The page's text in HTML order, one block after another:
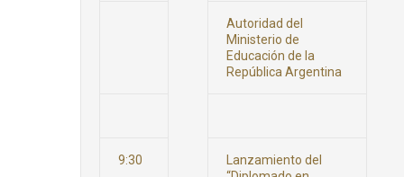
Autoridad del
Ministerio de
Educación de la
República Argentina
9:30
Lanzamiento del